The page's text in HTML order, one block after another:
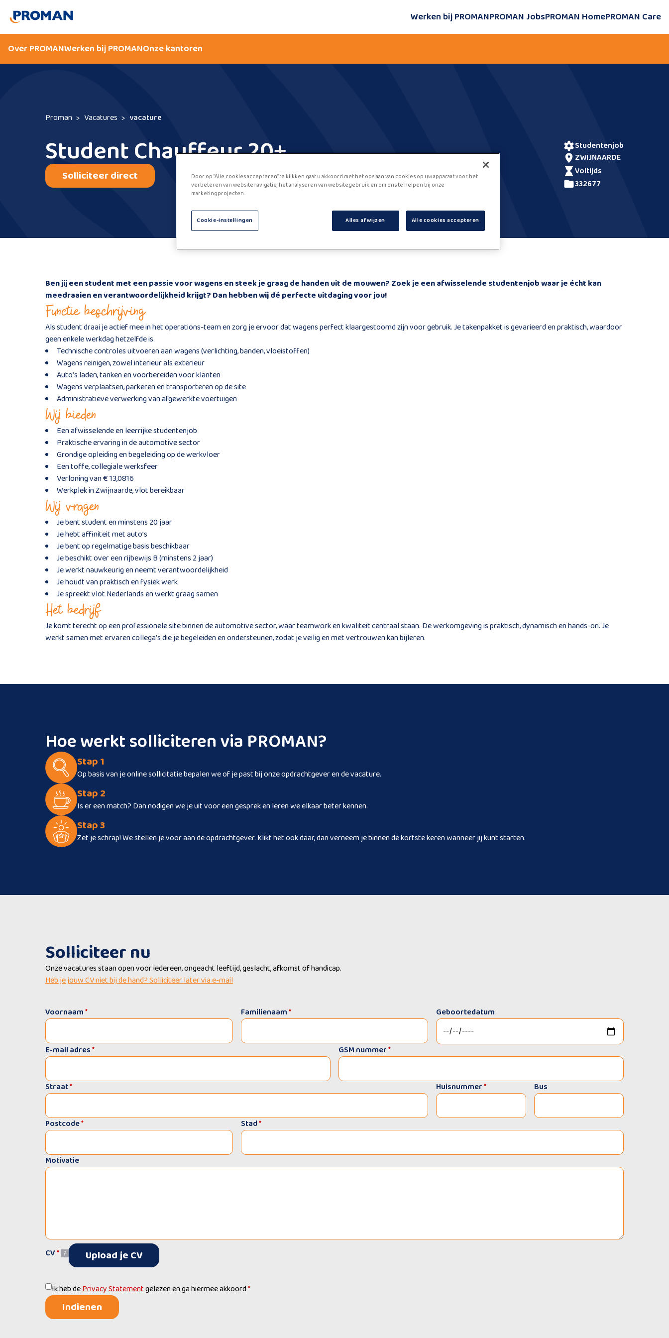
Werken bij PROMANPROMAN JobsPROMAN HomePROMAN Care
Over PROMANWerken bij PROMANOnze kantoren
Proman Vacatures vacature
Student Chauffeur 20+
Solliciteer direct
studentenjob
ZWIJNAARDE
voltijds
332677
Ben jij een student met een passie voor wagens en steek je graag de handen uit de mouwen? Zoek je een afwisselende studentenjob waar je écht kan
meedraaien en verantwoordelijkheid krijgt? Dan hebben wij dé perfecte uitdaging voor jou!
Functie beschrijving
Als student draai je actief mee in het operations-team en zorg je ervoor dat wagens perfect klaargestoomd zijn voor gebruik. Je takenpakket is gevarieerd en praktisch, waardoor
geen enkele werkdag hetzelfde is.
Technische controles uitvoeren aan wagens (verlichting, banden, vloeistoffen)
Wagens reinigen, zowel interieur als exterieur
Auto’s laden, tanken en voorbereiden voor klanten
Wagens verplaatsen, parkeren en transporteren op de site
Administratieve verwerking van afgewerkte voertuigen
Wij bieden
Een afwisselende en leerrijke studentenjob
Praktische ervaring in de automotive sector
Grondige opleiding en begeleiding op de werkvloer
Een toffe, collegiale werksfeer
Verloning van € 13,0816
Werkplek in Zwijnaarde, vlot bereikbaar
Wij vragen
Je bent student en minstens 20 jaar
Je hebt affiniteit met auto’s
Je bent op regelmatige basis beschikbaar
Je beschikt over een rijbewijs B (minstens 2 jaar)
Je werkt nauwkeurig en neemt verantwoordelijkheid
Je houdt van praktisch en fysiek werk
Je spreekt vlot Nederlands en werkt graag samen
Het bedrijf
Je komt terecht op een professionele site binnen de automotive sector, waar teamwork en kwaliteit centraal staan. De werkomgeving is praktisch, dynamisch en hands-on. Je
werkt samen met ervaren collega’s die je begeleiden en ondersteunen, zodat je veilig en met vertrouwen kan bijleren.
Hoe werkt solliciteren via PROMAN?
Stap 1
Op basis van je online sollicitatie bepalen we of je past bij onze opdrachtgever en de vacature.
Stap 2
Is er een match? Dan nodigen we je uit voor een gesprek en leren we elkaar beter kennen.
Stap 3
Zet je schrap! We stellen je voor aan de opdrachtgever. Klikt het ook daar, dan verneem je binnen de kortste keren wanneer jij kunt starten.
Solliciteer nu
Onze vacatures staan open voor iedereen, ongeacht leeftijd, geslacht, afkomst of handicap.
Heb je jouw CV niet bij de hand? Solliciteer later via e-mail
Voornaam* Familienaam* Geboortedatum
E-mail adres* GSM nummer*
Straat* Huisnummer* Bus
Postcode* Stad*
Motivatie
CV* ? Upload je CV
Ik heb dePrivacy Statementgelezen en ga hiermee akkoord*
Indienen
Door op “Alle cookies accepteren” te klikken gaat u akkoord met het opslaan van cookies op uw apparaat voor het
verbeteren van websitenavigatie, het analyseren van websitegebruik en om ons te helpen bij onze
marketingprojecten.
Cookie-instellingen Alles afwijzen Alle cookies accepteren